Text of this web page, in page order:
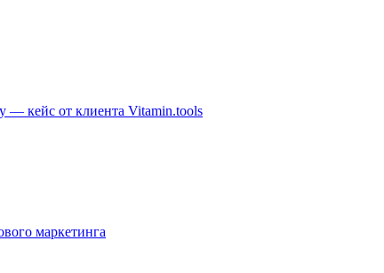
— кейс от клиента Vitamin.tools
маркетинга